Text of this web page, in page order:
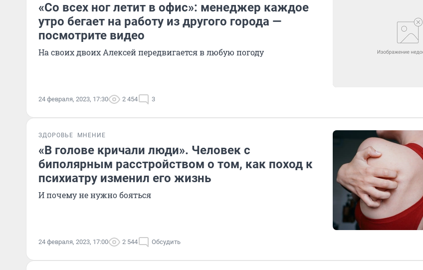
«Со всех ног летит в офис»: менеджер каждое
утро бегает на работу из другого города —
посмотрите видео
На своих двоих Алексей передвигается в любую погоду
24 февраля, 2023, 17:30 2 454 3
ЗДОРОВЬЕ МНЕНИЕ
«В голове кричали люди». Человек с
биполярным расстройством о том, как поход к
психиатру изменил его жизнь
И почему не нужно бояться
24 февраля, 2023, 17:00 2 544 Обсудить